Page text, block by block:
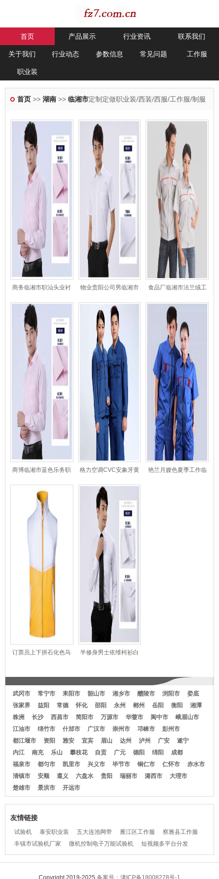
首页 产品展示 行业资讯 联系我们
关于我们 行业动态 参数信息 常见问题 工作服
职业装
首页 >> 湖南 >> 临湘市定制定做职业装/西装/西服/工作服/制服
商务临湘市职汕头业衬
物业贵阳公司男临湘市
食品厂临湘市法兰绒工
商博临湘市蓝色乐务职
格力空调CVC安象牙黄
款
艳兰月嫂色夏季工作临
订票员上下拼石化色马
半修身男士依维柯衫白
武冈市 常宁市 耒阳市 韶山市 湘乡市 醴陵市 浏阳市
娄底
张家界
益阳 常德 怀化 邵阳 永州 郴州 岳阳 衡阳
湘潭
株洲
长沙 西昌市 简阳市 万源市 华蓥市 阆中市
峨眉山市
江油市
绵竹市 什邡市 广汉市 崇州市 邛崃市
彭州市
都江堰市
资阳 雅安 宜宾 眉山 达州 泸州 广安
遂宁
内江
南充 乐山 攀枝花 自贡 广元 德阳 绵阳
成都
福泉市
都匀市 凯里市 兴义市 毕节市 铜仁市 仁怀市
赤水市
清镇市
安顺 遵义 六盘水 贵阳 瑞丽市 潞西市
大理市
楚雄市
景洪市 开远市
友情链接
试验机 泰安职业装 五大连池网带 雁江区工作服
察雅县工作服
丰镇市试验机厂家
微机控制电子万能试验机 短视频多平台分发
Copyright 2019-2025 备案号：津ICP备18008278号-1